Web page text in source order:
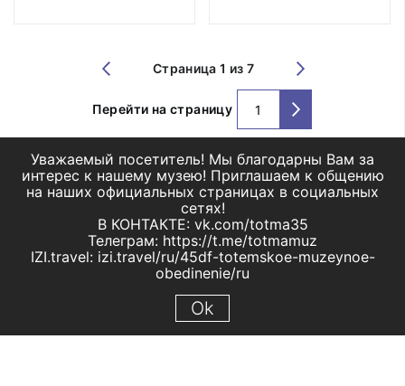
Страница 1 из 7
Перейти на страницу
Уважаемый посетитель! Мы благодарны Вам за
интерес к нашему музею! Приглашаем к общению
на наших официальных страницах в социальных
сетях!
В КОНТАКТЕ: vk.com/totma35
Телеграм: https://t.me/totmamuz
IZI.travel: izi.travel/ru/45df-totemskoe-muzeynoe-
obedinenie/ru
Ok